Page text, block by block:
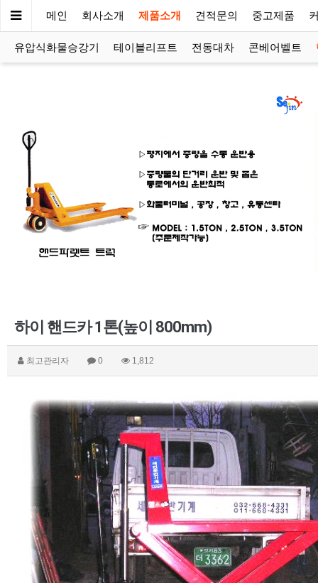
메인 회사소개 제품소개 견적문의 중고제품
유압식화물승강기 테이블리프트 전동대차 콘베어벨트
하이 핸드카 1톤(높이 800mm)
최고관리자 0 1,812